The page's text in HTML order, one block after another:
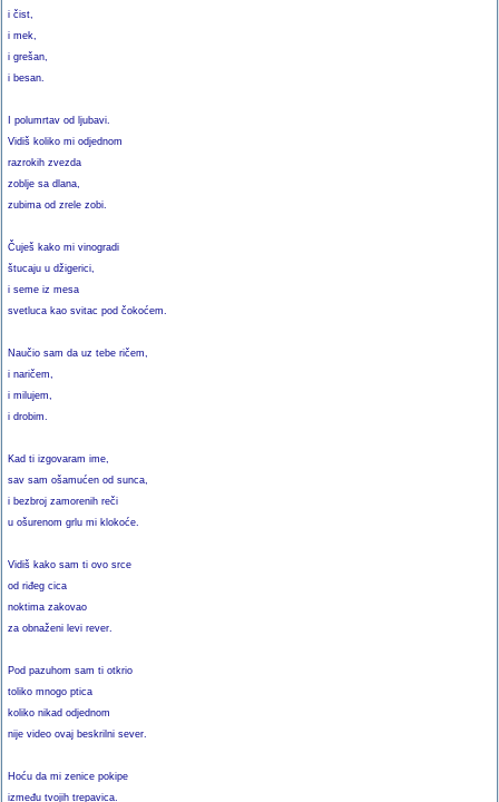
i čist,
i mek,
i grešan,
i besan.
I polumrtav od ljubavi.
Vidiš koliko mi odjednom
razrokih zvezda
zoblje sa dlana,
zubima od zrele zobi.
Čuješ kako mi vinogradi
štucaju u džigerici,
i seme iz mesa
svetluca kao svitac pod čokoćem.
Naučio sam da uz tebe ričem,
i naričem,
i milujem,
i drobim.
Kad ti izgovaram ime,
sav sam ošamućen od sunca,
i bezbroj zamorenih reči
u ošurenom grlu mi klokoće.
Vidiš kako sam ti ovo srce
od riđeg cica
noktima zakovao
za obnaženi levi rever.
Pod pazuhom sam ti otkrio
toliko mnogo ptica
koliko nikad odjednom
nije video ovaj beskrilni sever.
Hoću da mi zenice pokipe
između tvojih trepavica.